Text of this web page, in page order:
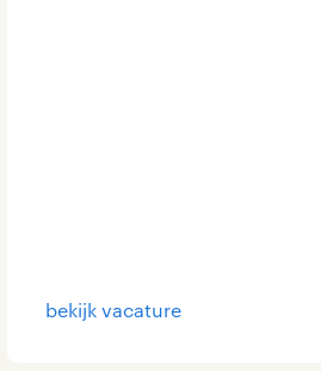
bekijk vacature